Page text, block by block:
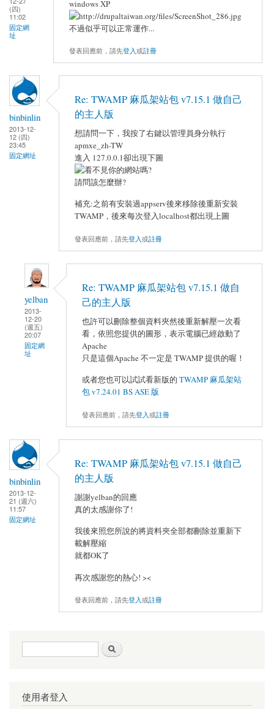
(四)
11:02
固定網
址
windows XP
不過似乎可以正常運作...
發表回應前，請先登入或註冊
binbinlin
2013-12-
12 (四)
23:45
固定網址
Re: TWAMP 麻瓜架站包 v7.15.1 做自己
的主人版
想請問一下，我按了右鍵以管理員身分執行
apmxe_zh-TW
進入 127.0.0.1卻出現下圖
請問該怎麼辦?
補充:之前有安裝過appserv後來移除後重新安裝
TWAMP，後來每次登入localhost都出現上圖
發表回應前，請先登入或註冊
yelban
2013-
12-20
(週五)
20:07
固定網
址
Re: TWAMP 麻瓜架站包 v7.15.1 做自
己的主人版
也許可以刪除整個資料夾然後重新解壓一次看
看，依照您提供的圖形，表示電腦已經啟動了
Apache
只是這個Apache 不一定是 TWAMP 提供的喔！
或者您也可以試試看新版的 TWAMP 麻瓜架站
包 v7.24.01 BS ASE 版
發表回應前，請先登入或註冊
binbinlin
2013-12-
21 (週六)
11:57
固定網址
Re: TWAMP 麻瓜架站包 v7.15.1 做自己
的主人版
謝謝yelban的回應
真的太感謝你了!
我後來照您所說的將資料夾全部都刪除並重新下
載解壓縮
就都OK了
再次感謝您的熱心! ><
發表回應前，請先登入或註冊
搜尋表單
使用者登入